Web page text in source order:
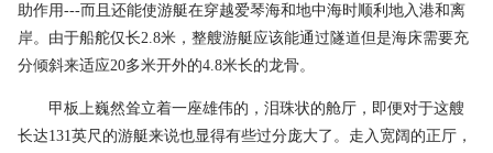
助作用---而且还能使游艇在穿越爱琴海和地中海时顺利地入港和离
岸。由于船舵仅长2.8米，整艘游艇应该能通过隧道但是海床需要充
分倾斜来适应20多米开外的4.8米长的龙骨。
甲板上巍然耸立着一座雄伟的，泪珠状的舱厅，即便对于这艘
长达131英尺的游艇来说也显得有些过分庞大了。走入宽阔的正厅，